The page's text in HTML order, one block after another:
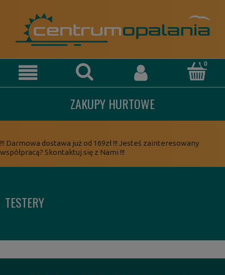
ZAKUPY HURTOWE
!!! Darmowa dostawa już od 169zł !!! Jesteś zainteresowany
współpracą? Skontaktuj się z Nami !!!
TESTERY